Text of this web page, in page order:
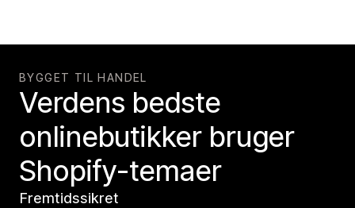
BYGGET TIL HANDEL
Verdens bedste
onlinebutikker bruger
Shopify-temaer
Fremtidssikret